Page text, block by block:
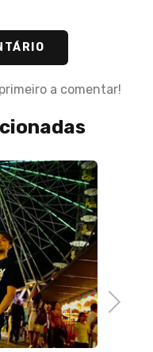
a comentar!
Next